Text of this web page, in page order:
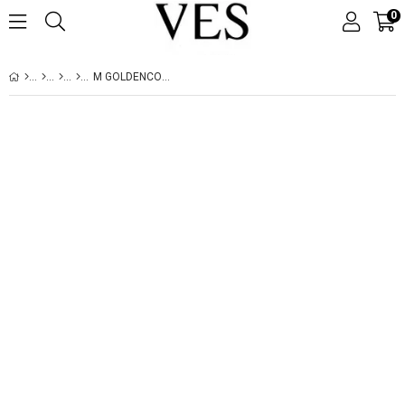
0
M GOLDENCOAST CLOG II BLACK (SIYAH) 1166915